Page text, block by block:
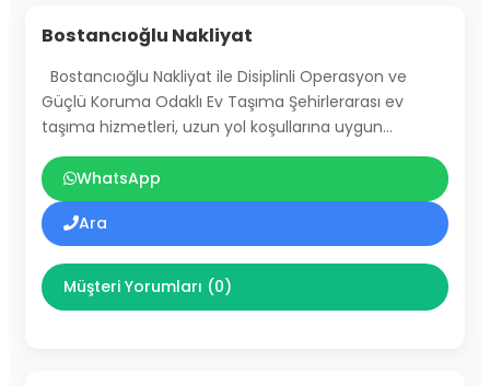
Bostancıoğlu Nakliyat
Bostancıoğlu Nakliyat ile Disiplinli Operasyon ve
Güçlü Koruma Odaklı Ev Taşıma Şehirlerarası ev
taşıma hizmetleri, uzun yol koşullarına uygun…
WhatsApp
Ara
Müşteri Yorumları (0)